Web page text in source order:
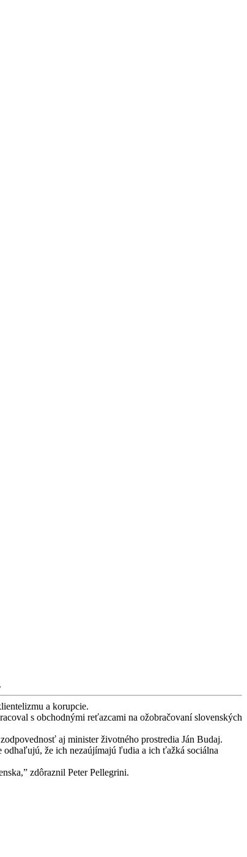
a korupcie.
s obchodnými reťazcami na ožobračovaní slovenských
aj minister životného prostredia Ján Budaj.
že ich nezaújímajú ľudia a ich ťažká sociálna
zdôraznil Peter Pellegrini.